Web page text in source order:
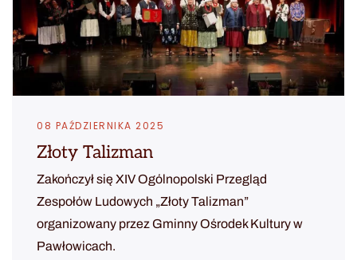
08 PAŹDZIERNIKA 2025
Złoty Talizman
Zakończył się XIV Ogólnopolski Przegląd
Zespołów Ludowych „Złoty Talizman”
organizowany przez Gminny Ośrodek Kultury w
Pawłowicach.